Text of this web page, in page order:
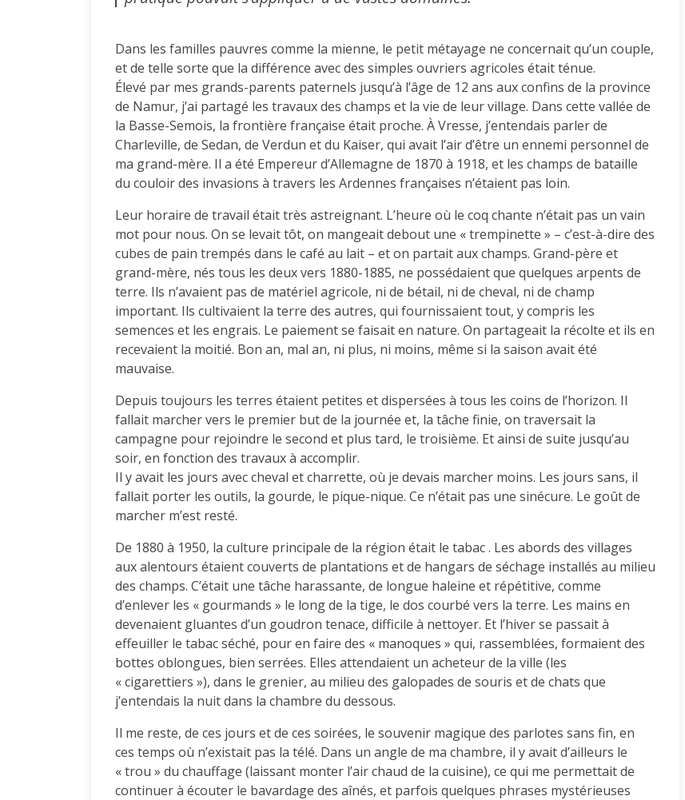
Dans les familles pauvres comme la mienne, le petit métayage ne concernait qu’un couple,
et de telle sorte que la différence avec des simples ouvriers agricoles était ténue.
Élevé par mes grands-parents paternels jusqu’à l’âge de 12 ans aux confins de la province
de Namur, j’ai partagé les travaux des champs et la vie de leur village. Dans cette vallée de
la Basse-Semois, la frontière française était proche. À Vresse, j’entendais parler de
Charleville, de Sedan, de Verdun et du Kaiser, qui avait l’air d’être un ennemi personnel de
ma grand-mère. Il a été Empereur d’Allemagne de 1870 à 1918, et les champs de bataille
du couloir des invasions à travers les Ardennes françaises n’étaient pas loin.
Leur horaire de travail était très astreignant. L’heure où le coq chante n’était pas un vain
mot pour nous. On se levait tôt, on mangeait debout une « trempinette » – c’est-à-dire des
cubes de pain trempés dans le café au lait – et on partait aux champs. Grand-père et
grand-mère, nés tous les deux vers 1880-1885, ne possédaient que quelques arpents de
terre. Ils n’avaient pas de matériel agricole, ni de bétail, ni de cheval, ni de champ
important. Ils cultivaient la terre des autres, qui fournissaient tout, y compris les
semences et les engrais. Le paiement se faisait en nature. On partageait la récolte et ils en
recevaient la moitié. Bon an, mal an, ni plus, ni moins, même si la saison avait été
mauvaise.
Depuis toujours les terres étaient petites et dispersées à tous les coins de l’horizon. Il
fallait marcher vers le premier but de la journée et, la tâche finie, on traversait la
campagne pour rejoindre le second et plus tard, le troisième. Et ainsi de suite jusqu’au
soir, en fonction des travaux à accomplir.
Il y avait les jours avec cheval et charrette, où je devais marcher moins. Les jours sans, il
fallait porter les outils, la gourde, le pique-nique. Ce n’était pas une sinécure. Le goût de
marcher m’est resté.
De 1880 à 1950, la culture principale de la région était le tabac . Les abords des villages
aux alentours étaient couverts de plantations et de hangars de séchage installés au milieu
des champs. C’était une tâche harassante, de longue haleine et répétitive, comme
d’enlever les « gourmands » le long de la tige, le dos courbé vers la terre. Les mains en
devenaient gluantes d’un goudron tenace, difficile à nettoyer. Et l’hiver se passait à
effeuiller le tabac séché, pour en faire des « manoques » qui, rassemblées, formaient des
bottes oblongues, bien serrées. Elles attendaient un acheteur de la ville (les
« cigarettiers »), dans le grenier, au milieu des galopades de souris et de chats que
j’entendais la nuit dans la chambre du dessous.
Il me reste, de ces jours et de ces soirées, le souvenir magique des parlotes sans fin, en
ces temps où n’existait pas la télé. Dans un angle de ma chambre, il y avait d’ailleurs le
« trou » du chauffage (laissant monter l’air chaud de la cuisine), ce qui me permettait de
continuer à écouter le bavardage des aînés, et parfois quelques phrases mystérieuses